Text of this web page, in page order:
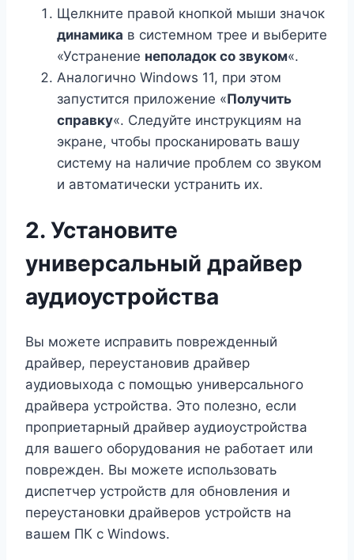
Щелкните правой кнопкой мыши значок
динамика в системном трее и выберите
«Устранение неполадок со звуком«.
Аналогично Windows 11, при этом
запустится приложение «Получить
справку«. Следуйте инструкциям на
экране, чтобы просканировать вашу
систему на наличие проблем со звуком
и автоматически устранить их.
2. Установите
универсальный драйвер
аудиоустройства
Вы можете исправить поврежденный
драйвер, переустановив драйвер
аудиовыхода с помощью универсального
драйвера устройства. Это полезно, если
проприетарный драйвер аудиоустройства
для вашего оборудования не работает или
поврежден. Вы можете использовать
диспетчер устройств для обновления и
переустановки драйверов устройств на
вашем ПК с Windows.